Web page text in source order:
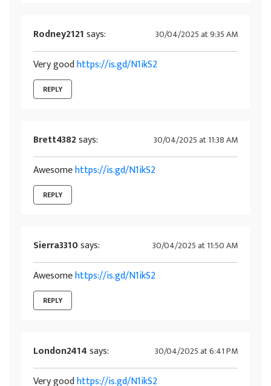
Rodney2121says: 30/04/2025 at 9:35 AM
Very goodhttps://is.gd/N1ikS2
REPLY
Brett4382says: 30/04/2025 at 11:38 AM
Awesomehttps://is.gd/N1ikS2
REPLY
Sierra3310says: 30/04/2025 at 11:50 AM
Awesomehttps://is.gd/N1ikS2
REPLY
London2414says: 30/04/2025 at 6:41 PM
Very goodhttps://is.gd/N1ikS2